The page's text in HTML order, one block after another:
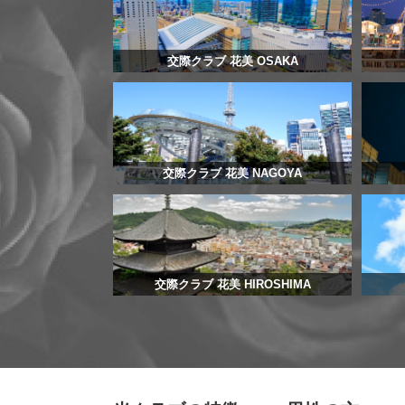
交際クラブ 花美 OSAKA
交際クラブ 花美 NAGOYA
交際クラブ 花美 HIROSHIMA